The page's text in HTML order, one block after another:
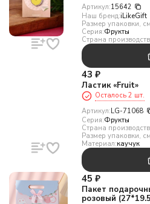
Артикул:15642
Наш бренд:iLikeGift
Размер упаковки,
Серия:Фрукты
Страна
43 ₽
Ластик «Fruit»
Осталось 2 шт.
Артикул:LG-71068
Серия:Фрукты
Страна
Размер упаковки,
Материал:каучук
45 ₽
Пакет
розовый